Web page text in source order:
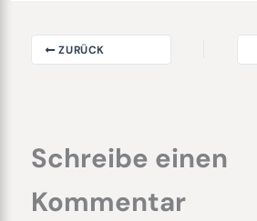
ZURÜCK
Schreibe einen
Kommentar